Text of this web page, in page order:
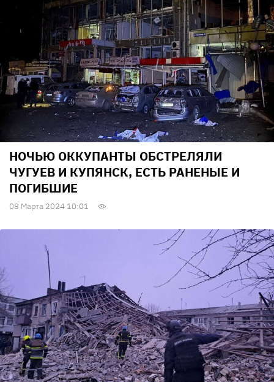
НОЧЬЮ ОККУПАНТЫ ОБСТРЕЛЯЛИ
ЧУГУЕВ И КУПЯНСК, ЕСТЬ РАНЕНЫЕ И
ПОГИБШИЕ
08 Марта 2024 10:01